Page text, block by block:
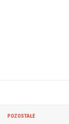
POZOSTAŁE